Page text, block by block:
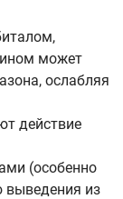
может
ослабляя
действие
(особенно
выведения из